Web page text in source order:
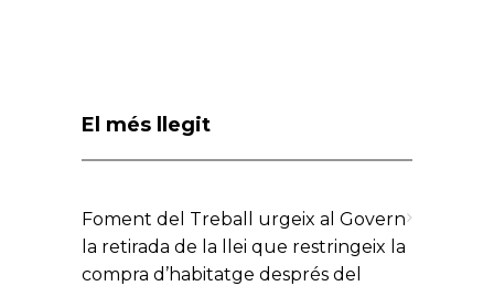
El més llegit
Foment del Treball urgeix al Govern
la retirada de la llei que restringeix la
compra d’habitatge després del